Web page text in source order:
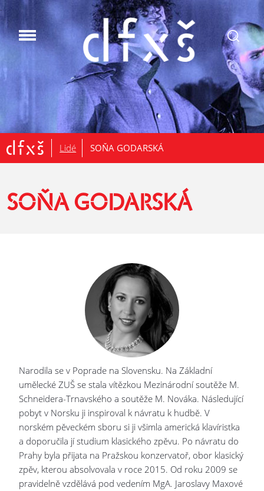
.
Lidé SOŇA GODARSKÁ
SOŇA GODARSKÁ
Narodila se v Poprade na Slovensku. Na Základní
umělecké ZUŠ se stala vítězkou Mezinárodní soutěže M.
Schneidera-Trnavského a soutěže M. Nováka. Následující
pobyt v Norsku ji inspiroval k návratu k hudbě. V
norském pěveckém sboru si ji všimla americká klavíristka
a doporučila jí studium klasického zpěvu. Po návratu do
Prahy byla přijata na Pražskou konzervatoř, obor klasický
zpěv, kterou absolvovala v roce 2015. Od roku 2009 se
pravidelně vzdělává pod vedením MgA. Jaroslavy Maxové